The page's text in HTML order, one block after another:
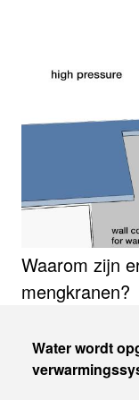
Waarom zijn
mengkranen?
Water wordt